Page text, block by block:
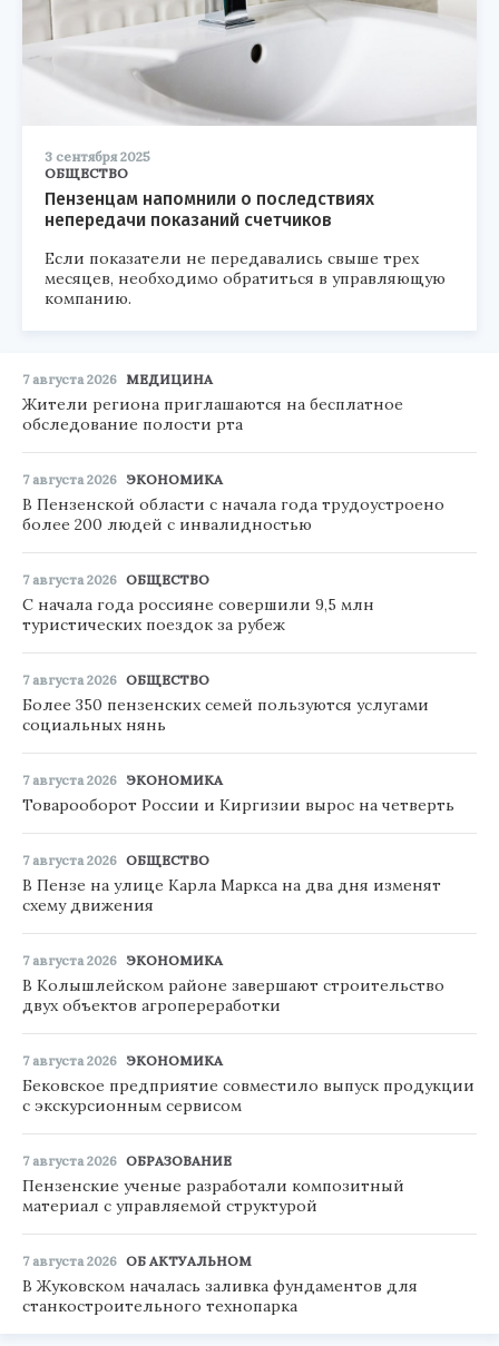
3 сентября 2025
ОБЩЕСТВО
Пензенцам напомнили о последствиях
непередачи показаний счетчиков
Если показатели не передавались свыше трех
месяцев, необходимо обратиться в управляющую
компанию.
7 августа 2026 МЕДИЦИНА
Жители региона приглашаются на бесплатное
обследование полости рта
7 августа 2026 ЭКОНОМИКА
В Пензенской области с начала года трудоустроено
более 200 людей с инвалидностью
7 августа 2026 ОБЩЕСТВО
С начала года россияне совершили 9,5 млн
туристических поездок за рубеж
7 августа 2026 ОБЩЕСТВО
Более 350 пензенских семей пользуются услугами
социальных нянь
7 августа 2026 ЭКОНОМИКА
Товарооборот России и Киргизии вырос на четверть
7 августа 2026 ОБЩЕСТВО
В Пензе на улице Карла Маркса на два дня изменят
схему движения
7 августа 2026 ЭКОНОМИКА
В Колышлейском районе завершают строительство
двух объектов агропереработки
7 августа 2026 ЭКОНОМИКА
Бековское предприятие совместило выпуск продукции
с экскурсионным сервисом
7 августа 2026 ОБРАЗОВАНИЕ
Пензенские ученые разработали композитный
материал с управляемой структурой
7 августа 2026 ОБ АКТУАЛЬНОМ
В Жуковском началась заливка фундаментов для
станкостроительного технопарка